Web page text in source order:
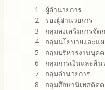
1
ผู้อำนวยการ
2
รองผู้อำนวยการ
3
กลุ่มส่งเสริมการจัด
4
กลุ่มนโยบายและแ
5
กลุ่มบริหารงานบุค
6
กลุ่มการเงินและสิน
7
กลุ่มอำนวยการ
8
กลุ่มศึกษานิเทศติด